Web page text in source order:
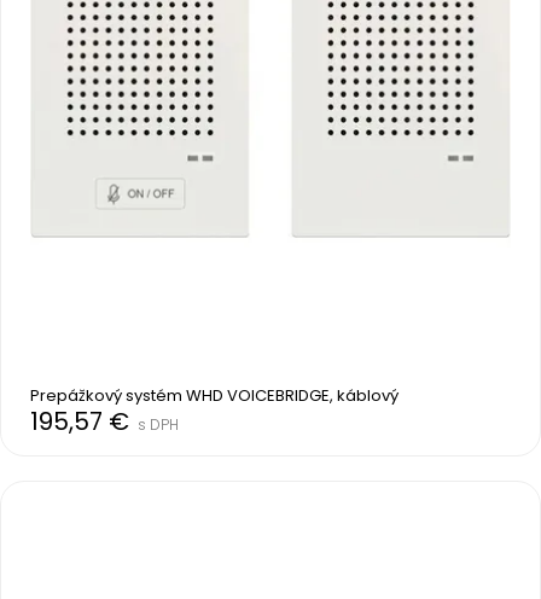
Prepážkový systém WHD VOICEBRIDGE, káblový
195,57 € s DPH